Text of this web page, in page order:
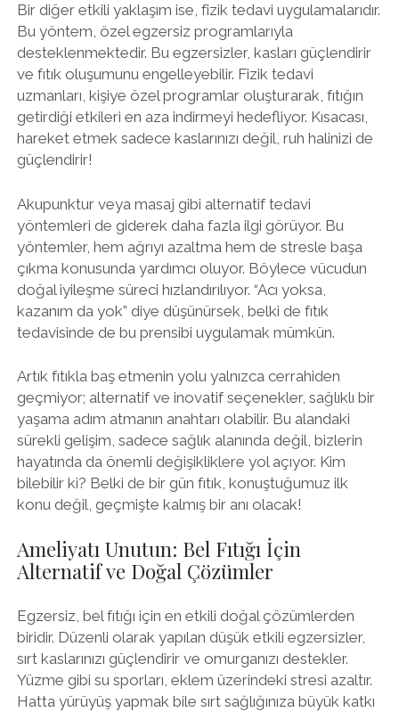
Bir diğer etkili yaklaşım ise, fizik tedavi uygulamalarıdır.
Bu yöntem, özel egzersiz programlarıyla
desteklenmektedir. Bu egzersizler, kasları güçlendirir
ve fıtık oluşumunu engelleyebilir. Fizik tedavi
uzmanları, kişiye özel programlar oluşturarak, fıtığın
getirdiği etkileri en aza indirmeyi hedefliyor. Kısacası,
hareket etmek sadece kaslarınızı değil, ruh halinizi de
güçlendirir!
Akupunktur veya masaj gibi alternatif tedavi
yöntemleri de giderek daha fazla ilgi görüyor. Bu
yöntemler, hem ağrıyı azaltma hem de stresle başa
çıkma konusunda yardımcı oluyor. Böylece vücudun
doğal iyileşme süreci hızlandırılıyor. “Acı yoksa,
kazanım da yok” diye düşünürsek, belki de fıtık
tedavisinde de bu prensibi uygulamak mümkün.
Artık fıtıkla baş etmenin yolu yalnızca cerrahiden
geçmiyor; alternatif ve inovatif seçenekler, sağlıklı bir
yaşama adım atmanın anahtarı olabilir. Bu alandaki
sürekli gelişim, sadece sağlık alanında değil, bizlerin
hayatında da önemli değişikliklere yol açıyor. Kim
bilebilir ki? Belki de bir gün fıtık, konuştuğumuz ilk
konu değil, geçmişte kalmış bir anı olacak!
Ameliyatı Unutun: Bel Fıtığı İçin
Alternatif ve Doğal Çözümler
Egzersiz, bel fıtığı için en etkili doğal çözümlerden
biridir. Düzenli olarak yapılan düşük etkili egzersizler,
sırt kaslarınızı güçlendirir ve omurganızı destekler.
Yüzme gibi su sporları, eklem üzerindeki stresi azaltır.
Hatta yürüyüş yapmak bile sırt sağlığınıza büyük katkı